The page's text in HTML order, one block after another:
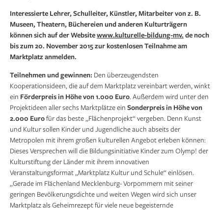
Interessierte Lehrer, Schulleiter, Künstler, Mitarbeiter von z. B.
Museen, Theatern, Büchereien und anderen Kulturträgern
können sich auf der Websitewww.kulturelle-bildung-mv. de noch
bis zum 20. November 2015 zur kostenlosen Teilnahme am
Marktplatz anmelden.
Teilnehmen und gewinnen: Den überzeugendsten
Kooperationsideen, die auf dem Marktplatz vereinbart werden, winkt
ein Förderpreis in Höhe von 1.000 Euro. Außerdem wird unter den
Projektideen aller sechs Marktplätze ein Sonderpreis in Höhe von
2.000 Eurofür das beste „Flächenprojekt“ vergeben. Denn Kunst
und Kultur sollen Kinder und Jugendliche auch abseits der
Metropolen mit ihrem großen kulturellen Angebot erleben können:
Dieses Versprechen will die Bildungsinitiative Kinder zum Olymp! der
Kulturstiftung der Länder mit ihrem innovativen
Veranstaltungsformat „Marktplatz Kultur und Schule“ einlösen.
„Gerade im Flächenland Mecklenburg- Vorpommern mit seiner
geringen Bevölkerungsdichte und weiten Wegen wird sich unser
Marktplatz als Geheimrezept für viele neue begeisternde